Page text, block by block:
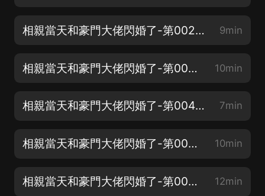
相親當天和豪門大佬閃婚了-第002集 開始同居生活 9min
相親當天和豪門大佬閃婚了-第003集 小倆口的新婚夜 10min
相親當天和豪門大佬閃婚了-第004集 老婆管家的樣子 7min
相親當天和豪門大佬閃婚了-第005集 不知道自己幾斤幾兩？ 10min
相親當天和豪門大佬閃婚了-第006集 男人體力驚人 12min